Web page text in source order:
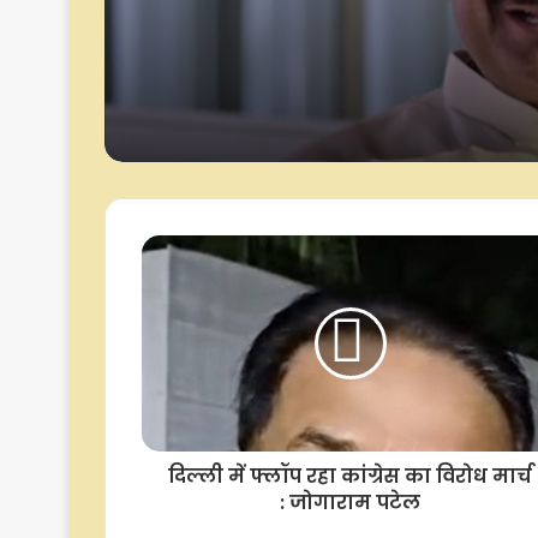
'लोहिया के विचारों को
परिवारवाद को बनाया
का आधार', अखिलेश
स्वयंसेवक भी संभाल रहे
दिल्ली में फ्लॉप रहा कांग्रेस का विरोध मार्च
: जोगाराम पटेल